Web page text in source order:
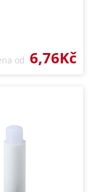
od 6,76Kč